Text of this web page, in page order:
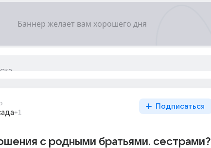
+1
Подписаться
с родными братьями. сестрами?